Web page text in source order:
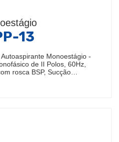
13
Monoestágio -
de II Polos, 60Hz,
rosca BSP, Sucção…